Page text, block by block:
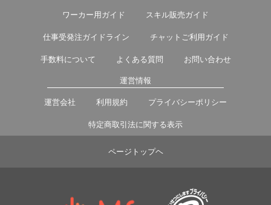
ワーカー用ガイド スキル販売ガイド
仕事受発注ガイドライン チャットご利用ガイド
手数料について よくある質問 お問い合わせ
運営情報
運営会社 利用規約 プライバシーポリシー
特定商取引法に関する表示
ページトップヘ